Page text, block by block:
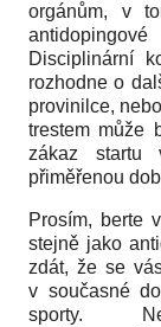
orgánům, v
Disciplinární
rozhodne o
provinilce,
trestem může
zákaz startu
přiměřenou
Prosím, berte
stejně jako
zdát, že se
v současné
sporty.